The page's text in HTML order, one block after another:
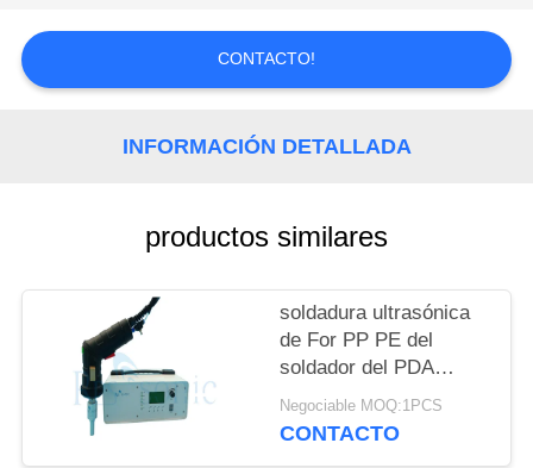
CASOS
POLÍTICA
PRIVACIDAD
CONTACTO!
INFORMACIÓN DETALLADA
productos similares
soldadura ultrasónica
de For PP PE del
soldador del PDA
ajustable de 600w
35Khz
Negociable MOQ:1PCS
CONTACTO